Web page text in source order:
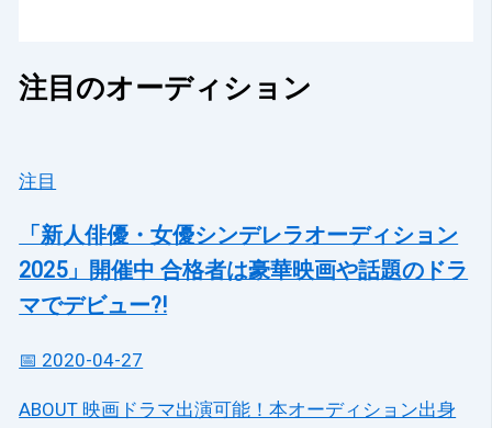
注目のオーディション
注目
「新人俳優・女優シンデレラオーディション
2025」開催中 合格者は豪華映画や話題のドラ
マでデビュー?!
📅 2020-04-27
ABOUT 映画ドラマ出演可能！本オーディション出身